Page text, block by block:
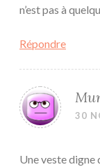
n’est pas à
Répondre
30
Une veste digne